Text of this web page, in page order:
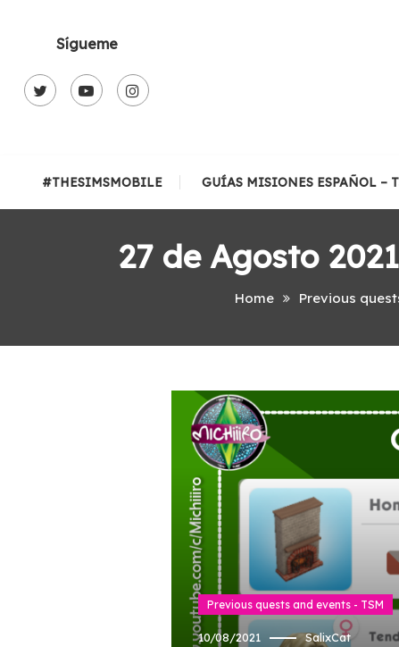
Sígueme
#THESIMSMOBILE GUÍAS MISIONES ESPAÑOL –
27 de Agosto
Home Previous
Previous quests and events - TSM
10/08/2021 SalixCat